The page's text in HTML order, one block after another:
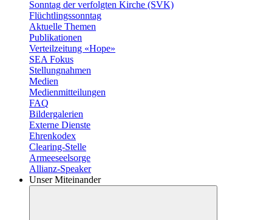
Sonntag der verfolgten Kirche (SVK)
Flüchtlingssonntag
Aktuelle Themen
Publikationen
Verteilzeitung «Hope»
SEA Fokus
Stellungnahmen
Medien
Medienmitteilungen
FAQ
Bildergalerien
Externe Dienste
Ehrenkodex
Clearing-Stelle
Armeeseelsorge
Allianz-Speaker
Unser Miteinander